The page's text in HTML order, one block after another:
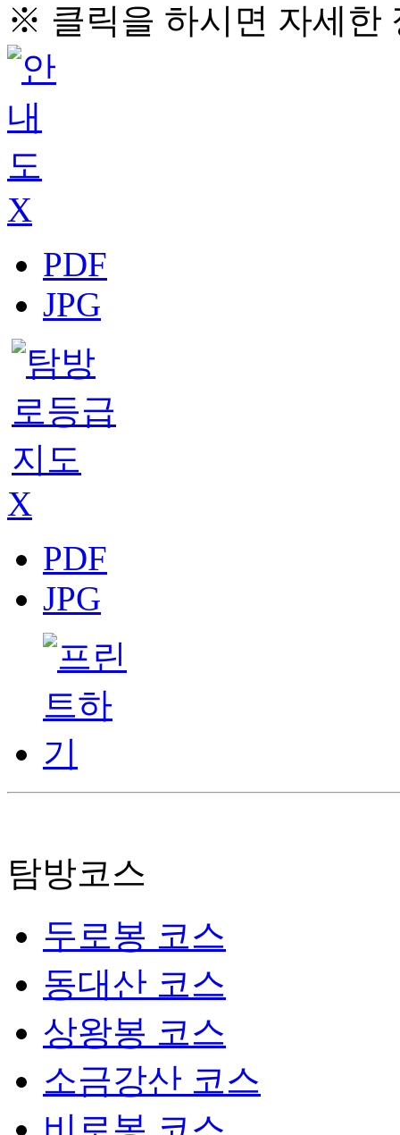
※ 클릭을 하시면 자세한
X
PDF
JPG
X
PDF
JPG
탐방코스
두로봉 코스
동대산 코스
상왕봉 코스
소금강산 코스